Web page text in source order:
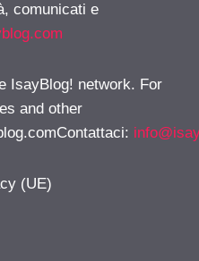
comunicati e
IsayBlog! network. For
and other
:
(UE)